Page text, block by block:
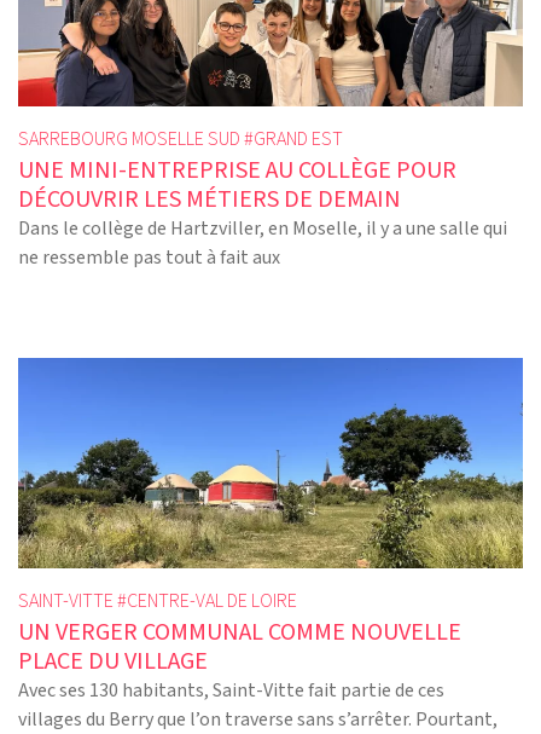
SARREBOURG MOSELLE SUD #GRAND EST
UNE MINI-ENTREPRISE AU COLLÈGE POUR
DÉCOUVRIR LES MÉTIERS DE DEMAIN
Dans le collège de Hartzviller, en Moselle, il y a une salle qui
ne ressemble pas tout à fait aux
SAINT-VITTE #CENTRE-VAL DE LOIRE
UN VERGER COMMUNAL COMME NOUVELLE
PLACE DU VILLAGE
Avec ses 130 habitants, Saint-Vitte fait partie de ces
villages du Berry que l’on traverse sans s’arrêter. Pourtant,